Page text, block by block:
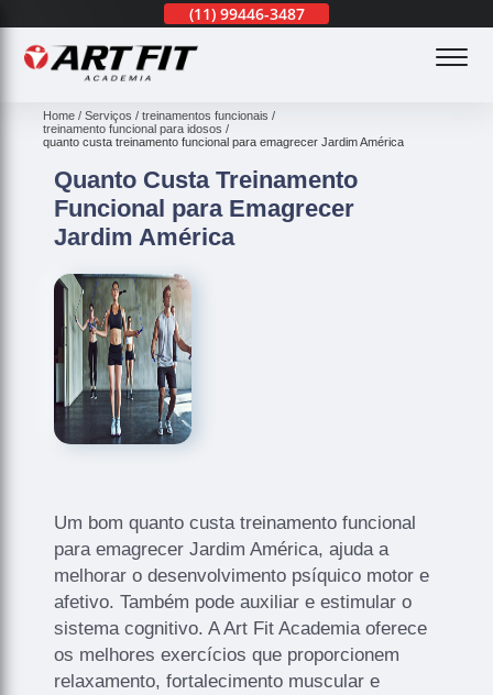
(11) 99446-3487 (11)
Home Serviços
treinamentos funcionais
treinamento funcional para idosos
quanto custa treinamento funcional para emagrecer Jardim América
Quanto Custa Treinamento
Funcional para Emagrecer
Jardim América
Um bom quanto custa treinamento funcional
para emagrecer Jardim América, ajuda a
melhorar o desenvolvimento psíquico motor e
afetivo. Também pode auxiliar e estimular o
sistema cognitivo. A Art Fit Academia oferece
os melhores exercícios que proporcionem
relaxamento, fortalecimento muscular e